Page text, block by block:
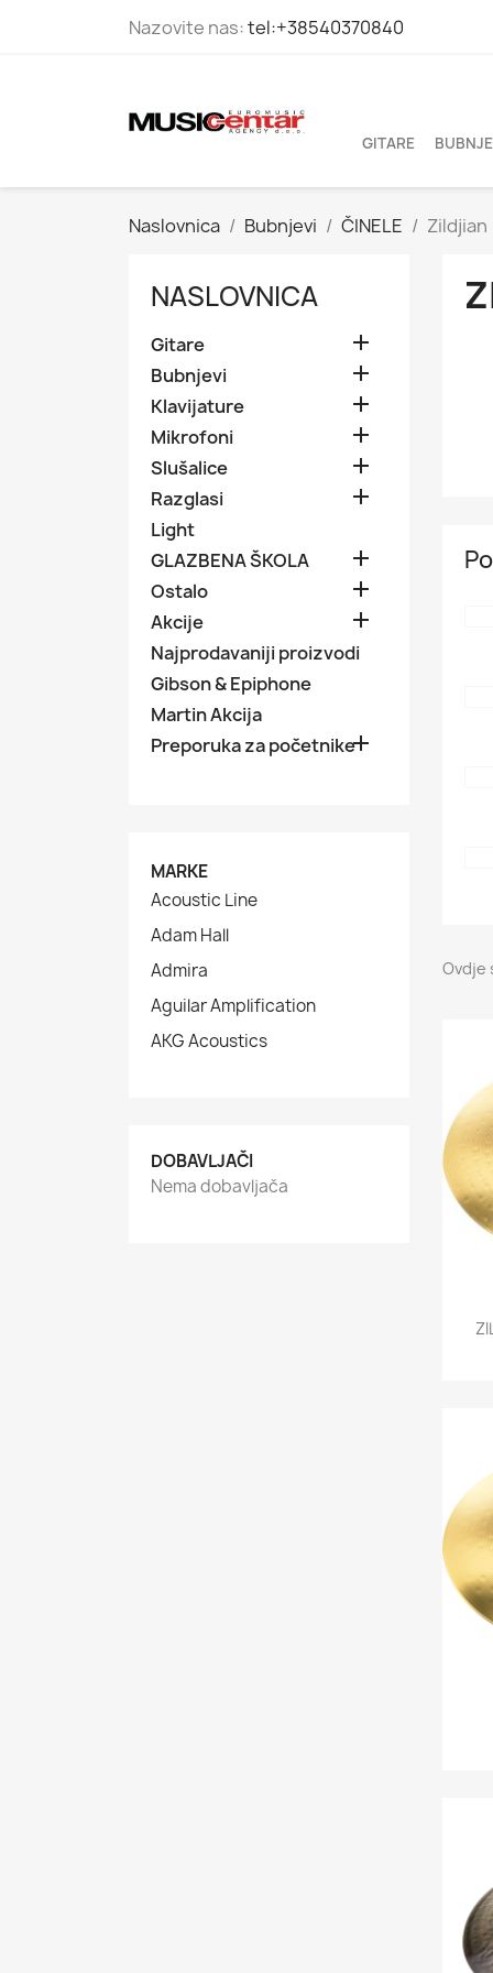
Nazovite nas:tel:+38540370840
GITARE
Naslovnica Bubnjevi ČINELE Zildjian
NASLOVNICA
Gitare 
Bubnjevi 
Klavijature 
Mikrofoni 
Slušalice 
Razglasi 
Light
GLAZBENA ŠKOLA

Ostalo 
Akcije 
Najprodavaniji proizvodi
Gibson & Epiphone
Martin Akcija
Preporuka za početnike
MARKE
Acoustic Line
Adam Hall
Admira
Aguilar Amplification
AKG Acoustics
DOBAVLJAČI
Nema dobavljača
Ovdje